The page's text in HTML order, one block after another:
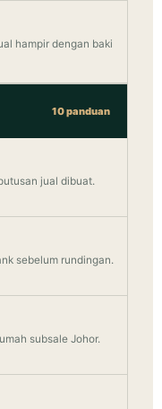
hampir dengan baki
10 panduan
jual dibuat.
sebelum rundingan.
subsale Johor.